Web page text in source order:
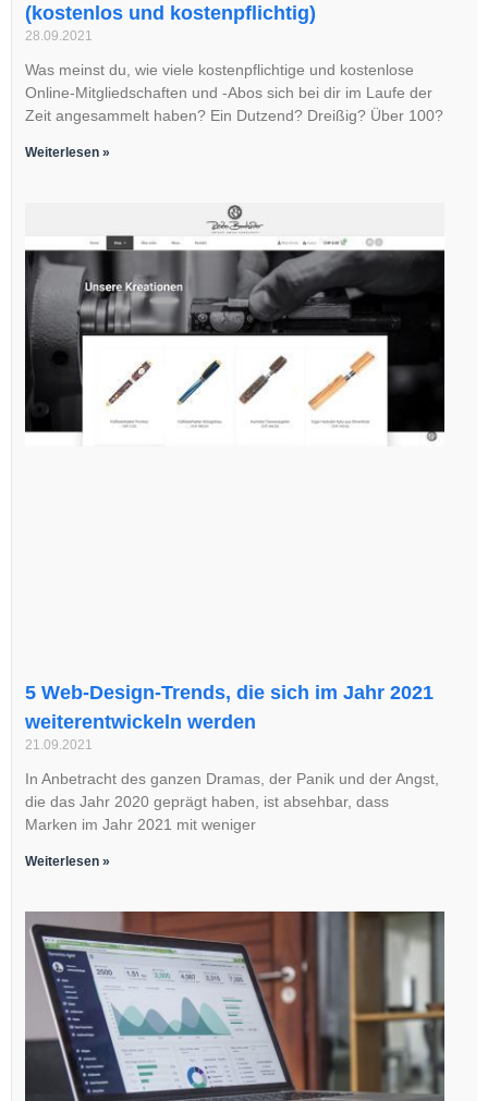
(kostenlos und kostenpflichtig)
28.09.2021
Was meinst du, wie viele kostenpflichtige und kostenlose
Online-Mitgliedschaften und -Abos sich bei dir im Laufe der
Zeit angesammelt haben? Ein Dutzend? Dreißig? Über 100?
Weiterlesen »
5 Web-Design-Trends, die sich im Jahr 2021
weiterentwickeln werden
21.09.2021
In Anbetracht des ganzen Dramas, der Panik und der Angst,
die das Jahr 2020 geprägt haben, ist absehbar, dass
Marken im Jahr 2021 mit weniger
Weiterlesen »